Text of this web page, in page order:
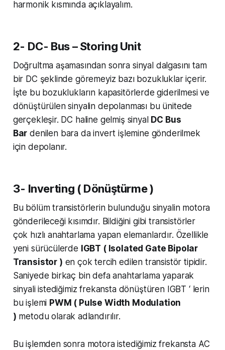
harmonik kısmında açıklayalım.
2- DC- Bus – Storing Unit
Doğrultma aşamasından sonra sinyal dalgasını tam
bir DC şeklinde göremeyiz bazı bozukluklar içerir.
İşte bu bozuklukların kapasitörlerde giderilmesi ve
dönüştürülen sinyalin depolanması bu ünitede
gerçekleşir. DC haline gelmiş sinyal DC Bus
Bar denilen bara da invert işlemine gönderilmek
için depolanır.
3- Inverting ( Dönüştürme )
Bu bölüm transistörlerin bulunduğu sinyalin motora
gönderileceği kısımdır. Bildiğini gibi transistörler
çok hızlı anahtarlama yapan elemanlardır. Özellikle
yeni sürücülerde IGBT ( Isolated Gate Bipolar
Transistor ) en çok tercih edilen transistör tipidir.
Saniyede birkaç bin defa anahtarlama yaparak
sinyali istediğimiz frekansta dönüştüren IGBT ‘ lerin
bu işlemi PWM ( Pulse Width Modulation
) metodu olarak adlandırılır.
Bu işlemden sonra motora istediğimiz frekansta AC